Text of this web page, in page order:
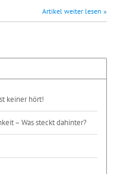
Artikel weiter lesen »
keiner hört!
– Was steckt dahinter?